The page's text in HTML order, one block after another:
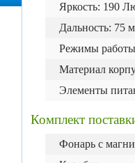
Яркость: 190
Дальность: 75
Режимы
Материал
Элементы
Комплект
Фонарь с